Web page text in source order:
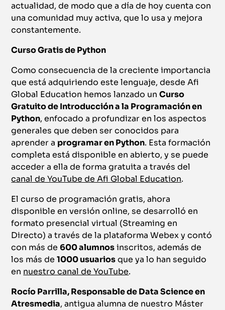
actualidad, de modo que a día de hoy cuenta con
una comunidad muy activa, que lo usa y mejora
constantemente.
Curso Gratis de Python
Como consecuencia de la creciente importancia
que está adquiriendo este lenguaje, desde Afi
Global Education hemos lanzado unCurso
Gratuito de Introducción a la Programación en
Python, enfocado a profundizar en los aspectos
generales que deben ser conocidos para
aprender a programar en Python. Esta formación
completa está disponible en abierto, y se puede
acceder a ella de forma gratuita a través del
canal de YouTube de Afi Global Education.
El curso de programación gratis, ahora
disponible en versión online, se desarrolló en
formato presencial virtual (Streaming en
Directo) a través de la plataforma Webex y contó
con más de600 alumnosinscritos, además de
los más de1000 usuariosque ya lo han seguido
en nuestro canal de YouTube.
Rocío Parrilla, Responsable de Data Science en
Atresmedia, antigua alumna de nuestro Máster